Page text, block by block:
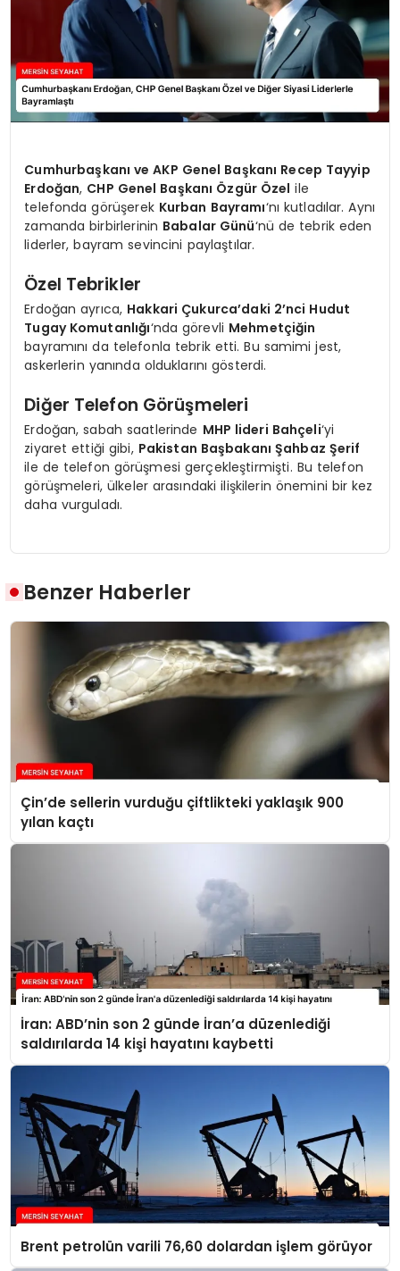
Cumhurbaşkanı ve AKP Genel Başkanı Recep Tayyip
Erdoğan, CHP Genel Başkanı Özgür Özel ile
telefonda görüşerek Kurban Bayramı‘nı kutladılar. Aynı
zamanda birbirlerinin Babalar Günü‘nü de tebrik eden
liderler, bayram sevincini paylaştılar.
Özel Tebrikler
Erdoğan ayrıca, Hakkari Çukurca’daki 2’nci Hudut
Tugay Komutanlığı‘nda görevli Mehmetçiğin
bayramını da telefonla tebrik etti. Bu samimi jest,
askerlerin yanında olduklarını gösterdi.
Diğer Telefon Görüşmeleri
Erdoğan, sabah saatlerinde MHP lideri Bahçeli‘yi
ziyaret ettiği gibi, Pakistan Başbakanı Şahbaz Şerif
ile de telefon görüşmesi gerçekleştirmişti. Bu telefon
görüşmeleri, ülkeler arasındaki ilişkilerin önemini bir kez
daha vurguladı.
Benzer Haberler
Çin’de sellerin vurduğu çiftlikteki yaklaşık 900
yılan kaçtı
İran: ABD’nin son 2 günde İran’a düzenlediği
saldırılarda 14 kişi hayatını kaybetti
Brent petrolün varili 76,60 dolardan işlem görüyor